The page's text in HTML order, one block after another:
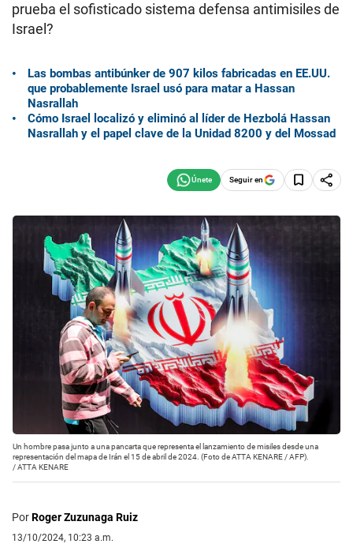
prueba el sofisticado sistema defensa antimisiles de
Israel?
Las bombas antibúnker de 907 kilos fabricadas en EE.UU.
que probablemente Israel usó para matar a Hassan
Nasrallah
Cómo Israel localizó y eliminó al líder de Hezbolá Hassan
Nasrallah y el papel clave de la Unidad 8200 y del Mossad
Seguir en
Un hombre pasa junto a una pancarta que representa el lanzamiento de misiles desde una
representación del mapa de Irán el 15 de abril de 2024. (Foto de ATTA KENARE / AFP).
/ATTA KENARE
PorRoger Zuzunaga Ruiz
13/10/2024, 10:23 a.m.